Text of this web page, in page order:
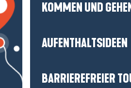
KOMMEN UND
AUFENTHALTSIDEEN
BARRIEREFREIER